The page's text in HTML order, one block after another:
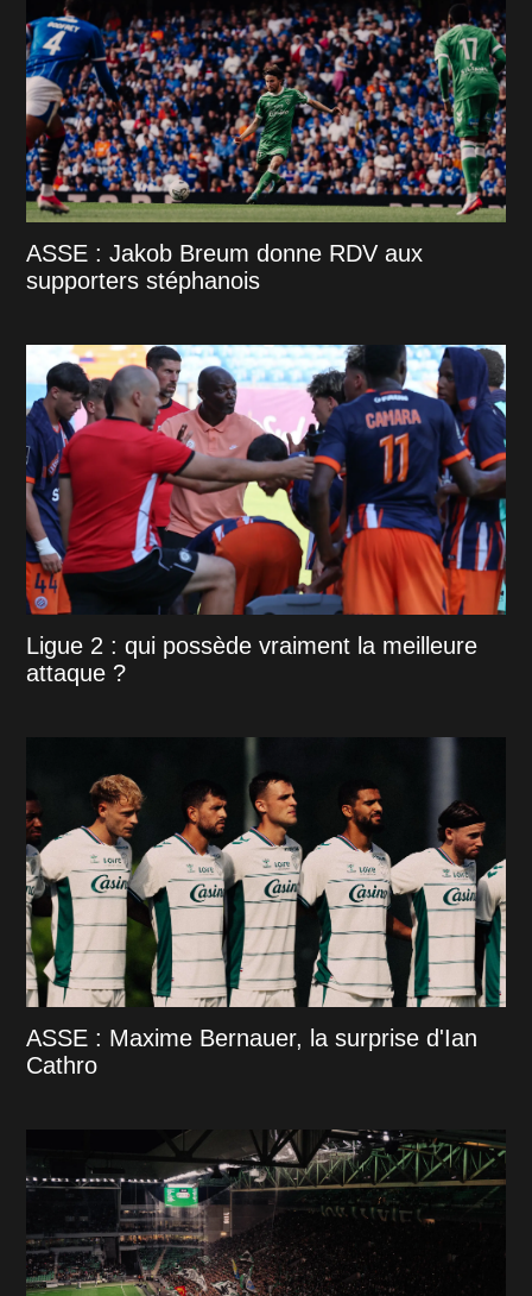
ASSE : Jakob Breum donne RDV aux
supporters stéphanois
Ligue 2 : qui possède vraiment la meilleure
attaque ?
ASSE : Maxime Bernauer, la surprise d'Ian
Cathro